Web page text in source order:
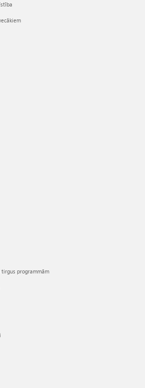
programmām